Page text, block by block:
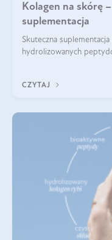
Kolagen na skórę
suplementacja
Skuteczna
hydrolizowanych
CZYTAJ